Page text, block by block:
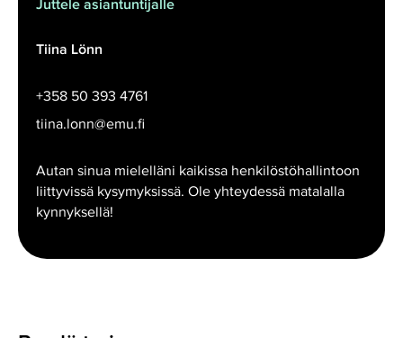
Juttele asiantuntijalle
Tiina Lönn
+358 50 393 4761
tiina.lonn@emu.fi
Autan sinua mielelläni kaikissa henkilöstöhallintoon
liittyvissä kysymyksissä. Ole yhteydessä matalalla
kynnyksellä!